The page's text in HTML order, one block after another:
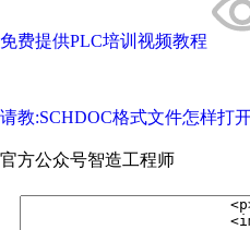
免费提供PLC培训视频教程
请教:SCHDOC格式文件怎样打
官方公众号智造工程师